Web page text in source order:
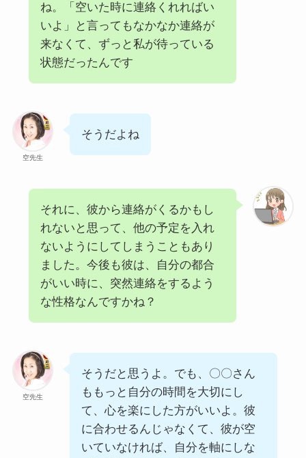
ね。「空いた時に連絡くれればい
いよ」と言ってもなかなか連絡が
来なくて、ずっと私が待っている
状態だったんです
空先生
そうだよね
それに、彼から連絡がくるかもし
れないと思って、他の予定を入れ
ないようにしてしまうこともあり
ました。今後も彼は、自分の都合
がいい時に、突然連絡をするよう
な性格なんですかね？
空先生
そうだと思うよ。でも、〇〇さん
ももっと自分の時間を大切にし
て、心を楽にした方がいいよ。彼
に合わせるんじゃなくて、彼が空
いていなければ、自分を軸にしな